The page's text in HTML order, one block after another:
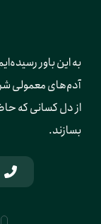
آدم‌های معمولی شروع می‌شود؛
از دل کسانی که
بسازند.